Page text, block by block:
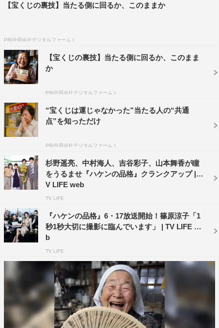
える中堅ハケン・福岡亜紀を演じる。
は、就活で大手企業を受けるも全て不合格でハケンの道を
選んだ新卒の派遣社員・千葉小夏役。塚地武雅はS&F営業
事業部・部長で、春子（篠原）とは真逆なとにかく調子が
良い男・宇野一平役。
そして、ジャニーズJr.内ユニットTravis Japanのメンバー
で、今作が連続ドラマ初レギュラーとなる中村海人は、趣
味はSNSと株式投資で起業家セミナーなどにも通う“意識
高い系”の新入社員・三田貴士役に。ベテラン俳優・伊東
四朗は、一見人当たりが良いが実は「社員ファースト」の
ハケン嫌いなS&F新社長・宮部蓮三を演じる。
日本テレビ系
4月15日（水）スタート 毎週水曜 後10・00～
出演：篠原涼子、小泉孝太郎、杉野遥亮、吉谷彩子、山本
中村海人（Travis Japan）、塚地武雅、伊東四朗ほか
脚本：中園ミホほか
【宝くじの裏技】当たる側に回るか、このままか
PR(合同会社デジタルファーム )
【宝くじの裏技】当たる側に回るか、このまま
か
PR(合同会社デジタルファーム )
“宝くじは運じゃなかった”当たる人の“共通
点”を知っただけ
PR(合同会社デジタルファーム )
杉野遥亮、中村海人、吉谷彩子、山本舞香が瞳
をうるませ『ハケンの品格』クランクアップ | T
V LIFE web
TV LIFE
『ハケンの品格』6・17放送開始！篠原涼子「1
秒1秒大切に撮影に臨んでいます」 | TV LIFE we
b
TV LIFE